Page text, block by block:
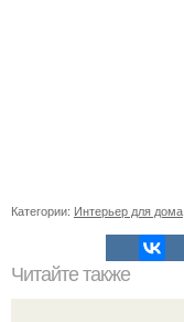
Категории: Интерьер для дома
Читайте также